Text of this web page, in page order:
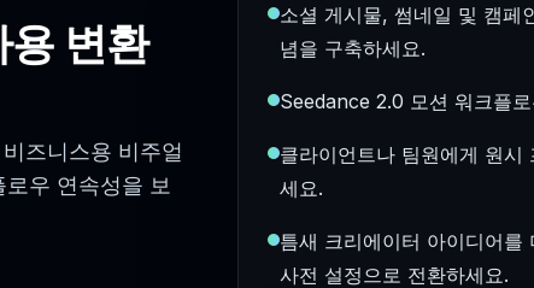
변환
즈니스용 비주얼
우 연속성을 보
소셜 게시물, 썸네일 및 캠페
념을 구축하세요.
Seedance 2.0 모션 워크플
클라이언트나 팀원에게 원시
세요.
틈새 크리에이터 아이디어를
사전 설정으로 전환하세요.